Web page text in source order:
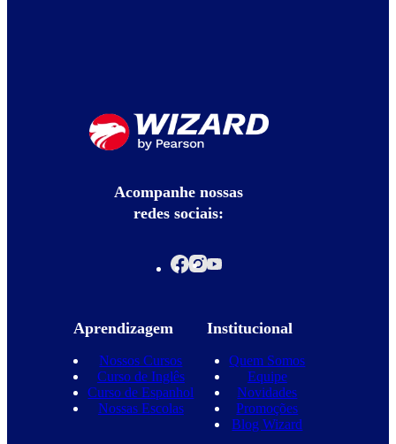
Acompanhe nossas
redes sociais:
Aprendizagem
Nossos Cursos
Curso de Inglês
Curso de Espanhol
Nossas Escolas
Institucional
Quem Somos
Equipe
Novidades
Promoções
Blog Wizard